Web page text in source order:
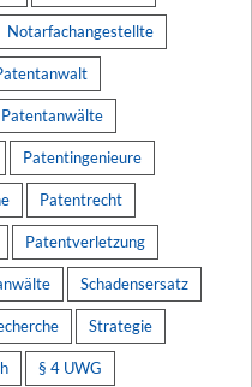
Notarfachangestellte
Patentanwälte
Patentingenieure
Patentrecht
Patentverletzung
Schadensersatz
Strategie
§ 4 UWG